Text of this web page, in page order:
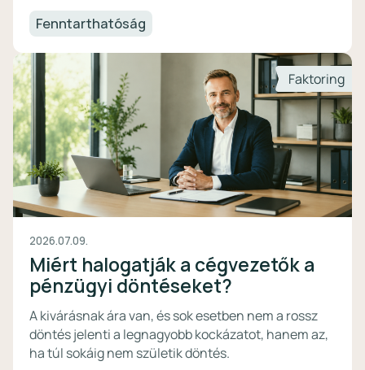
vegyünk azokon a szakmai fórumokon, ahol a
fenntarthatóság jövőjéről, kihívásairól és
Fenntarthatóság
Faktoring
2026.07.09.
Miért halogatják a cégvezetők a
pénzügyi döntéseket?
A kivárásnak ára van, és sok esetben nem a rossz
döntés jelenti a legnagyobb kockázatot, hanem az,
ha túl sokáig nem születik döntés.